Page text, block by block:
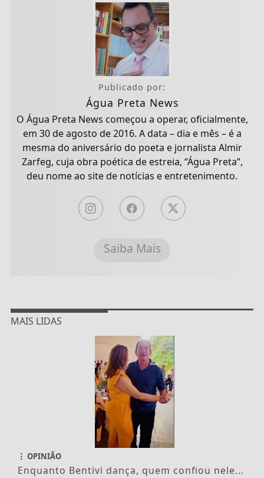
Publicado por:
Água Preta News
O Água Preta News começou a operar, oficialmente,
em 30 de agosto de 2016. A data – dia e mês – é a
mesma do aniversário do poeta e jornalista Almir
Zarfeg, cuja obra poética de estreia, “Água Preta”,
deu nome ao site de notícias e entretenimento.
Saiba Mais
MAIS LIDAS
OPINIÃO
Enquanto Bentivi dança, quem confiou nele...